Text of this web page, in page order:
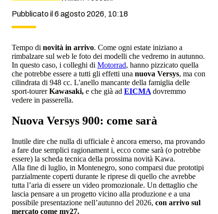
Pubblicato il 6 agosto 2026, 10:18
Tempo di novità in arrivo. Come ogni estate iniziano a
rimbalzare sul web le foto dei modelli che vedremo in autunno.
In questo caso, i colleghi di Motorrad, hanno pizzicato quella
che potrebbe essere a tutti gli effetti una nuova Versys, ma con
cilindrata di 948 cc. L'anello mancante della famiglia delle
sport-tourerKawasaki, e che già ad EICMA dovremmo
vedere in passerella.
Nuova Versys 900: come sarà
Inutile dire che nulla di ufficiale è ancora emerso, ma provando
a fare due semplici ragionament i, ecco come sarà (o potrebbe
essere) la scheda tecnica della prossima novità Kawa.
Alla fine di luglio, in Montenegro, sono comparsi due prototipi
parzialmente coperti durante le riprese di quello che avrebbe
tutta l’aria di essere un video promozionale. Un dettaglio che
lascia pensare a un progetto vicino alla produzione e a una
possibile presentazione nell’autunno del 2026, con arrivo sul
mercato come my27.